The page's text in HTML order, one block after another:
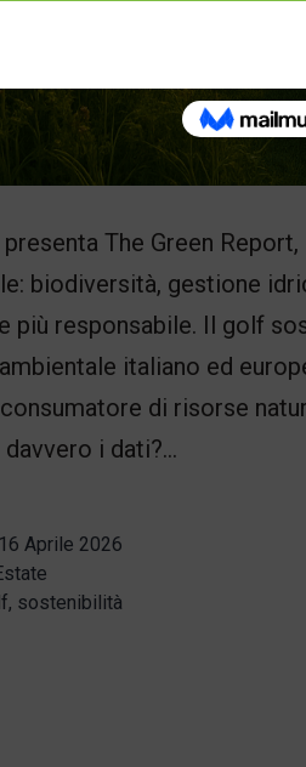
presenta The Green
biodiversità, gestione
più responsabile. Il golf
italiano ed
di risorse
davvero i dati?…
Aprile 2026
, sostenibilità